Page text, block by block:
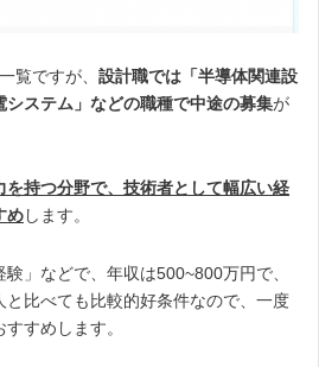
覧ですが、 設計職では「半導体関連設
ステム」などの職種で中途の募集が
を持つ分野で、技術者として幅広い経
めします。
」などで、年収は500~800万円で、
と比べても比較的好条件なので、一度
すめします。